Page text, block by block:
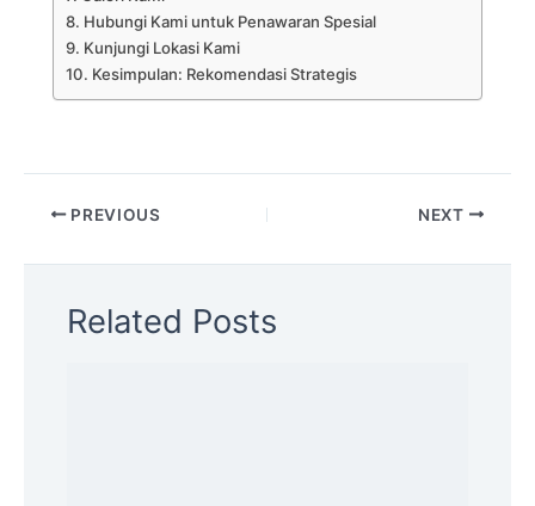
Hubungi Kami untuk Penawaran Spesial
Kunjungi Lokasi Kami
Kesimpulan: Rekomendasi Strategis
PREVIOUS NEXT
Related Posts